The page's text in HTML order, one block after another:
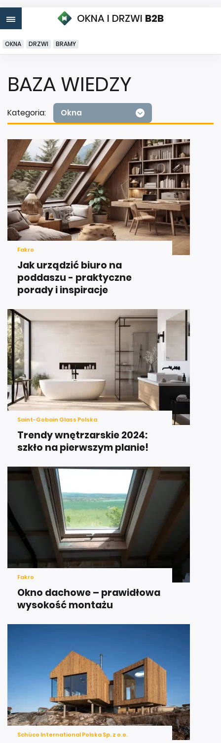
OKNA I DRZWI B2B
OKNA DRZWI BRAMY
BAZA WIEDZY
Kategoria: Okna
Fakro
Jak urządzić biuro na
poddaszu - praktyczne
porady i inspiracje
Saint-Gobain Glass Polska
Trendy wnętrzarskie 2024:
szkło na pierwszym planie!
Fakro
Okno dachowe – prawidłowa
wysokość montażu
Schüco International Polska Sp. z o.o.